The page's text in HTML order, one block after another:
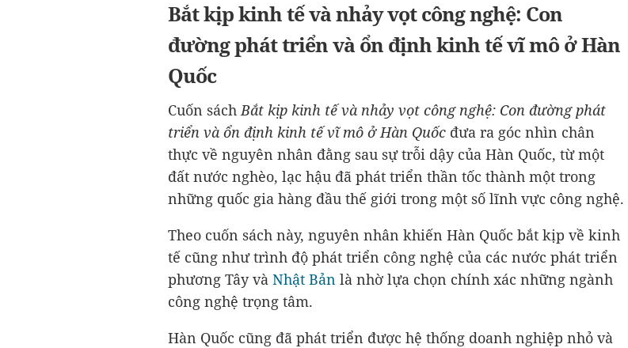
Bắt kịp kinh tế và nhảy vọt công nghệ: Con
đường phát triển và ổn định kinh tế vĩ mô ở Hàn
Quốc
Cuốn sáchBắt kịp kinh tế và nhảy vọt công nghệ: Con đường phát
triển và ổn định kinh tế vĩ mô ở Hàn Quốc đưa ra góc nhìn chân
thực về nguyên nhân đằng sau sự trỗi dậy của Hàn Quốc, từ một
đất nước nghèo, lạc hậu đã phát triển thần tốc thành một trong
những quốc gia hàng đầu thế giới trong một số lĩnh vực công nghệ.
Theo cuốn sách này, nguyên nhân khiến Hàn Quốc bắt kịp về kinh
tế cũng như trình độ phát triển công nghệ của các nước phát triển
phương Tây và Nhật Bản là nhờ lựa chọn chính xác những ngành
công nghệ trọng tâm.
Hàn Quốc cũng đã phát triển được hệ thống doanh nghiệp nhỏ và